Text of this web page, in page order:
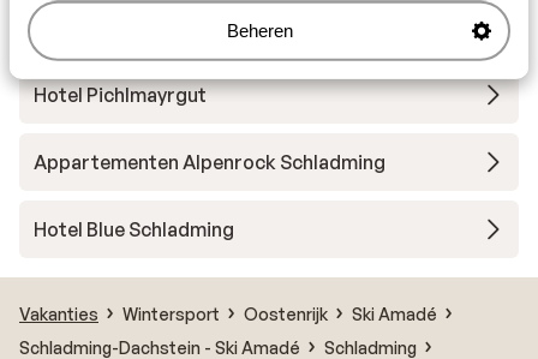
Beheren
Alpenchalets Reiteralm by Alps Resorts
Hotel Pichlmayrgut
Appartementen Alpenrock Schladming
Hotel Blue Schladming
Vakanties Wintersport Oostenrijk
Ski Amadé
Schladming-Dachstein - Ski Amadé
Schladming